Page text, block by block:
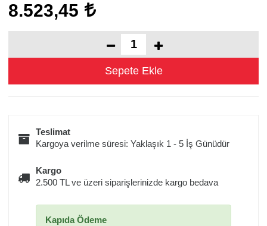
8.523,45
Teslimat
Kargoya verilme süresi: Yaklaşık 1 - 5 İş Günüdür
Kargo
2.500 TL ve üzeri siparişlerinizde kargo bedava
Kapıda Ödeme